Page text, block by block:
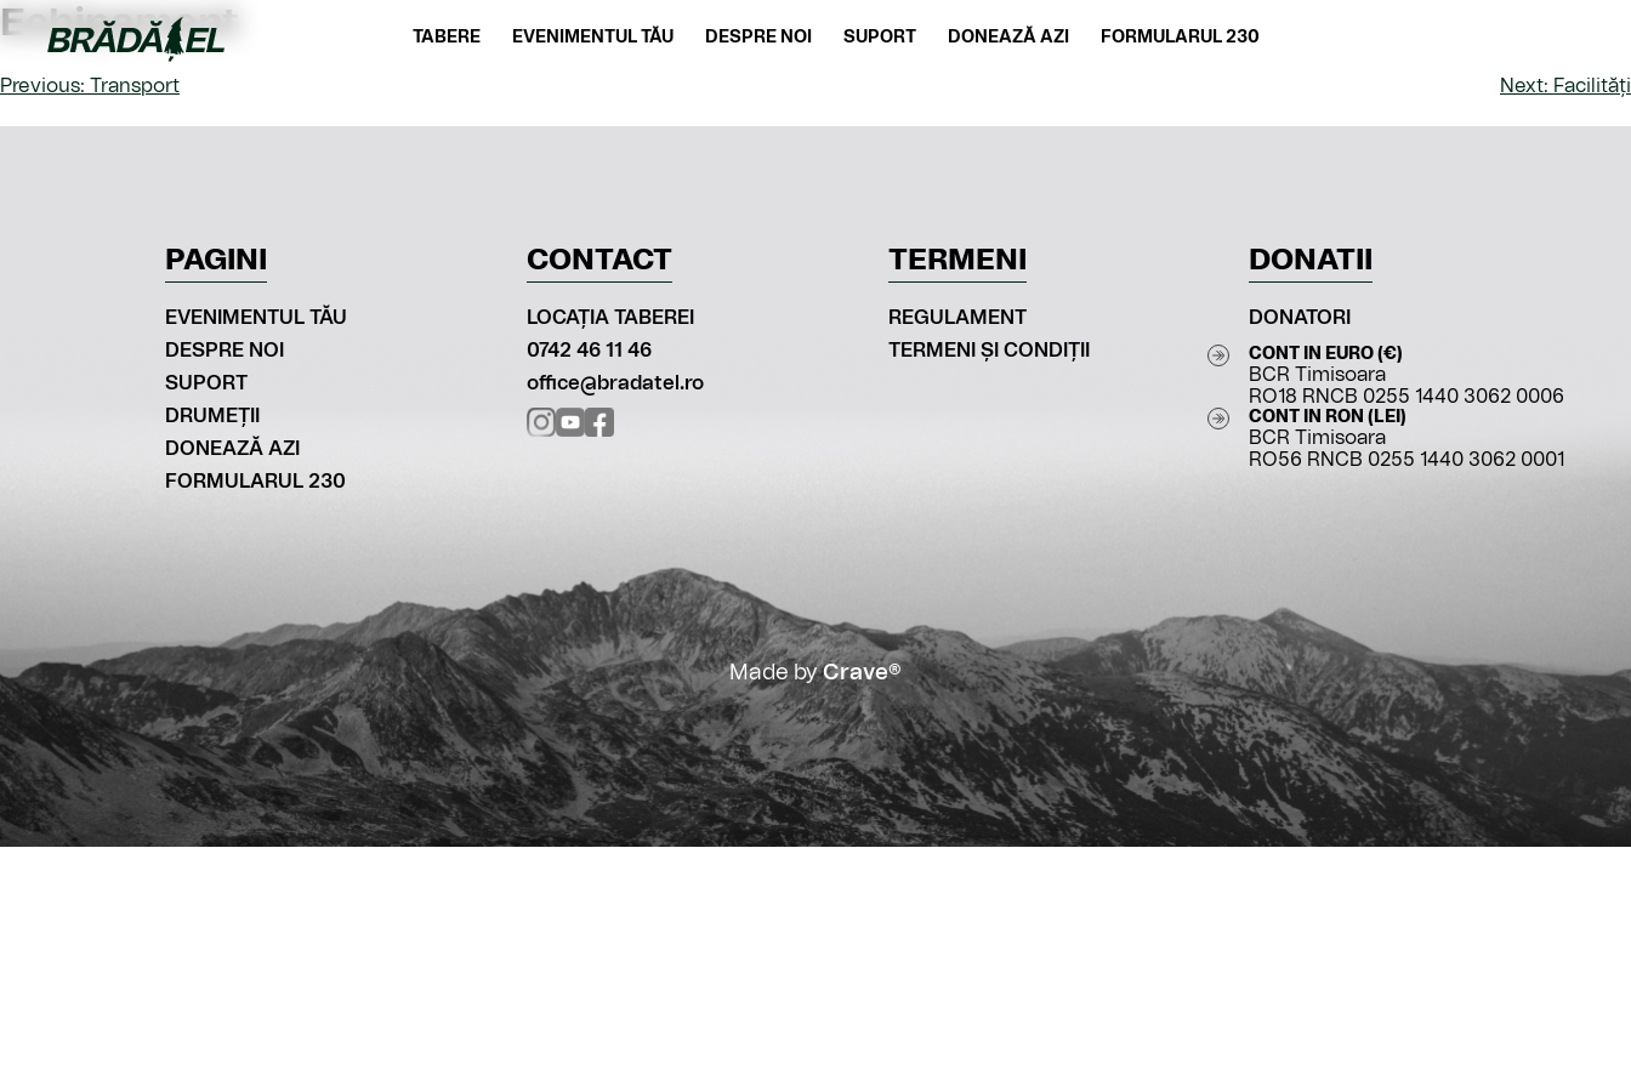
Skip
to
content
Bradatel
TABERE EVENIMENTUL TĂU DESPRE NOI SUPORT DONEAZĂ AZI FORMULARUL 230
Echipament
Post
Previous: Transport Next: Facilități
PAGINI
EVENIMENTUL TĂU
DESPRE NOI
SUPORT
DRUMEȚII
DONEAZĂ AZI
FORMULARUL 230
CONTACT
LOCAȚIA TABEREI
0742 46 11 46
office@bradatel.ro
TERMENI
REGULAMENT
TERMENI ȘI CONDIȚII
DONATII
DONATORI
CONT IN EURO (€)
BCR Timisoara
RO18 RNCB 0255 1440 3062 0006
CONT IN RON (LEI)
BCR Timisoara
RO56 RNCB 0255 1440 3062 0001
Made byCrave®